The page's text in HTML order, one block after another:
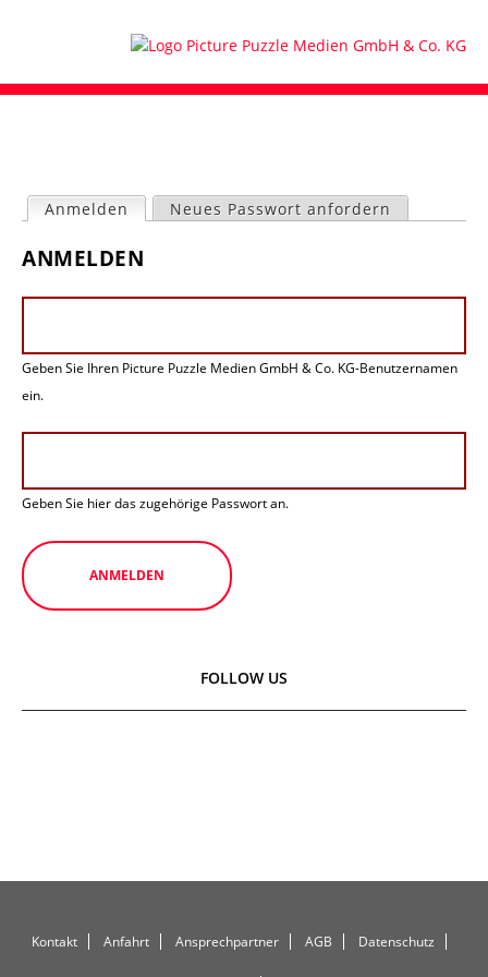
a
-
R
e
t
r
Anmelden (aktiver Reiter)
Neues Passwort anfordern
ANMELDEN
Geben Sie Ihren Picture Puzzle Medien GmbH & Co. KG-Benutzernamen
ein.
Geben Sie hier das zugehörige Passwort an.
FOLLOW US
Kontakt Anfahrt Ansprechpartner AGB Datenschutz